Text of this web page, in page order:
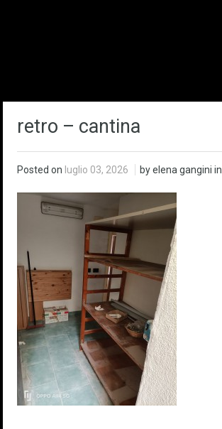
retro – cantina
Posted on luglio 03, 2026 by elena gangini in